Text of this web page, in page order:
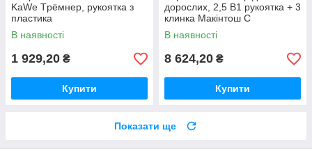
KaWe Tрёмнер, рукоятка з
пластика
В наявності
1 929,20 ₴
Купити
дорослих, 2,5 В1 рукоятка + 3
клинка Макінтош C
В наявності
8 624,20 ₴
Купити
Показати ще